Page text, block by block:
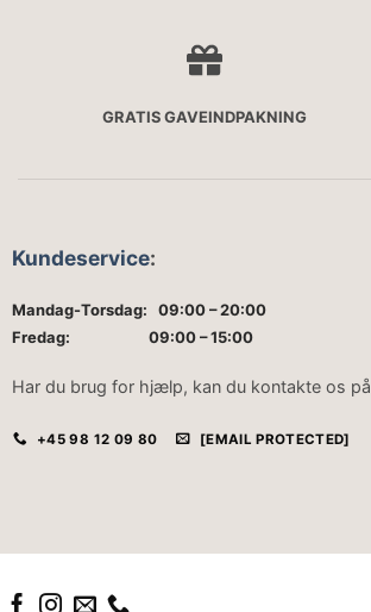
GRATIS GAVEINDPAKNING
Kundeservice:
Mandag-Torsdag: 09:00 – 20:00
Fredag: 09:00 – 15:00
Har du brug for hjælp, kan du kontakte os på
+45 98 12 09 80 [EMAIL PROTECTED]